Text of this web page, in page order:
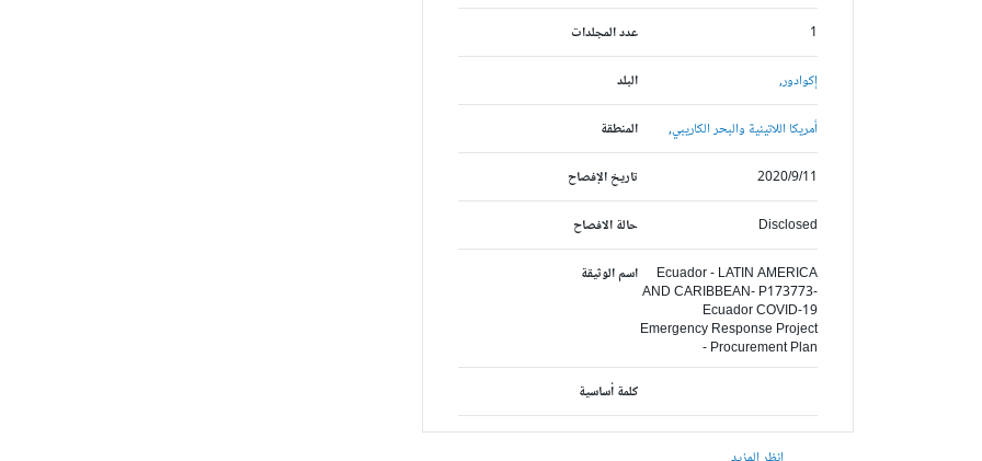
عدد المجلدات 1
البلد إكوادور,
المنطقة أمريكا اللاتينية والبحر الكاريبي,
تاريخ الإفصاح 2020/9/11
حالة الافصاح Disclosed
اسم الوثيقة
Ecuador - LATIN AMERICA
AND CARIBBEAN- P173773-
Ecuador COVID-19
Emergency Response Project
- Procurement Plan
كلمة أساسية